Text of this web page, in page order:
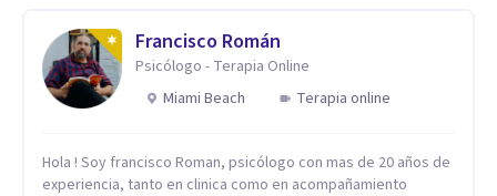
casa. Me especializo en guiar a familias a través de
herramientas prácticas y dinámicas adaptadas a la edad de
cada menor, dejando de lado las etiquetas y los tecnicismos.
Mi forma de trabajar se centra en entender las emociones
fortaleciendo la comunicación entre ustedes. Acompaño a
niños y adolescentes que están lidiando con la ansiedad, la
Francisco Román
Psicólogo - Terapia Online
Miami Beach
Terapia online
Hola ! Soy francisco Roman, psicólogo con mas de 20 años de
experiencia, tanto en clinica como en acompañamiento